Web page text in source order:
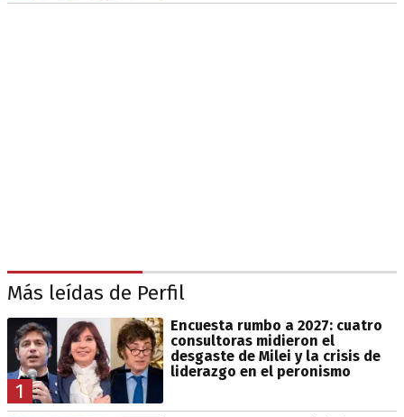
Más leídas de Perfil
1
Encuesta rumbo a 2027: cuatro
consultoras midieron el
desgaste de Milei y la crisis de
liderazgo en el peronismo